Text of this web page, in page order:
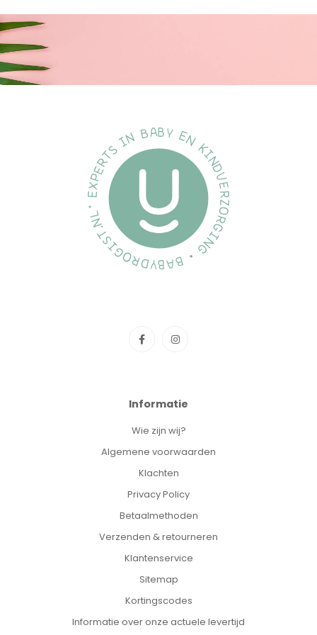
Compatibel met het volledige
assortiment
Combineer onze borstkolf, fles en beker onderdelen en creëer
het product dat voor jou werkt, wanneer jij het nodig hebt.
De flessen en spenen van Philips Avent Natural zijn gemaakt van
Vind de juiste voedingssnelheid
Elke baby voedt anders en ontwikkelt zich in zijn eigen tempo.
We hebben een reeks voedingssnelheden ontworpen, zodat u
de perfecte snelheid voor uw baby kunt vinden en de fles kunt
personaliseren. Alle Natural Suction Reflex spenen zijn gemaakt
temperatuurschommelingen. Daarom kan de fles veilig in de
1 stuk / 120ml
Informatie
Wie zijn wij?
Algemene voorwaarden
Klachten
Privacy Policy
Betaalmethoden
Verzenden & retourneren
Klantenservice
Sitemap
Kortingscodes
Informatie over onze actuele levertijd